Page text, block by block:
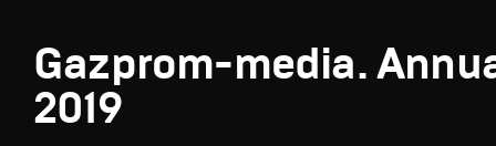
Gazprom-media.
2019